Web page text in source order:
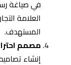
ومشوقة،
للجمهور.
تصاميم